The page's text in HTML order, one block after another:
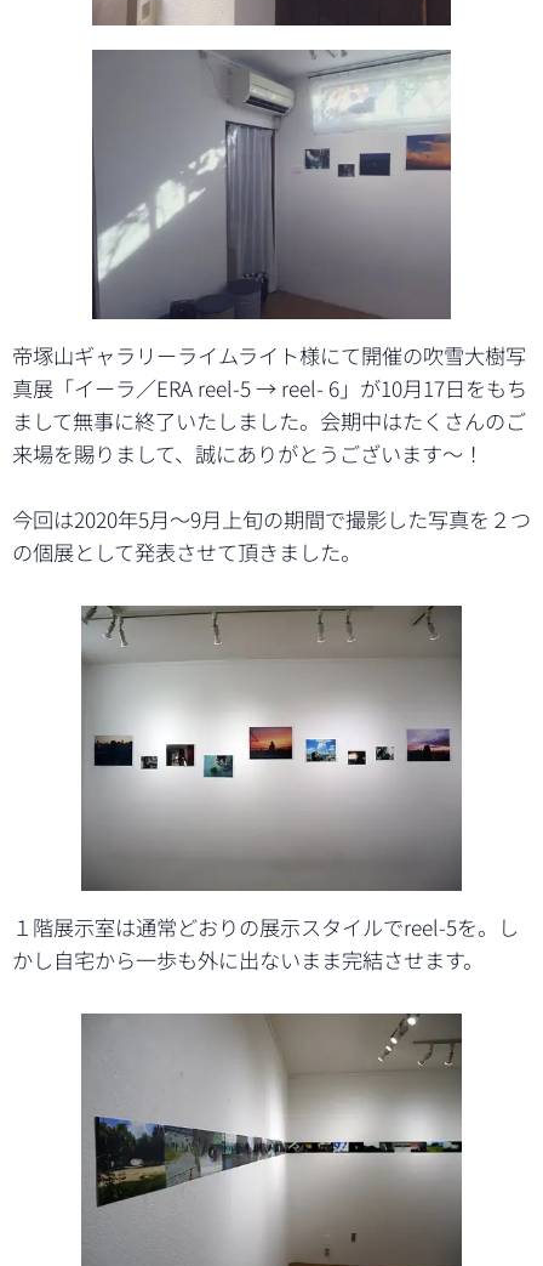
帝塚山ギャラリーライムライト様にて開催の吹雪大樹写
真展「イーラ／ERA reel-5 → reel- 6」が10月17日をもち
まして無事に終了いたしました。会期中はたくさんのご
来場を賜りまして、誠にありがとうございます～！
今回は2020年5月～9月上旬の期間で撮影した写真を２つ
の個展として発表させて頂きました。
１階展示室は通常どおりの展示スタイルでreel-5を。し
かし自宅から一歩も外に出ないまま完結させます。